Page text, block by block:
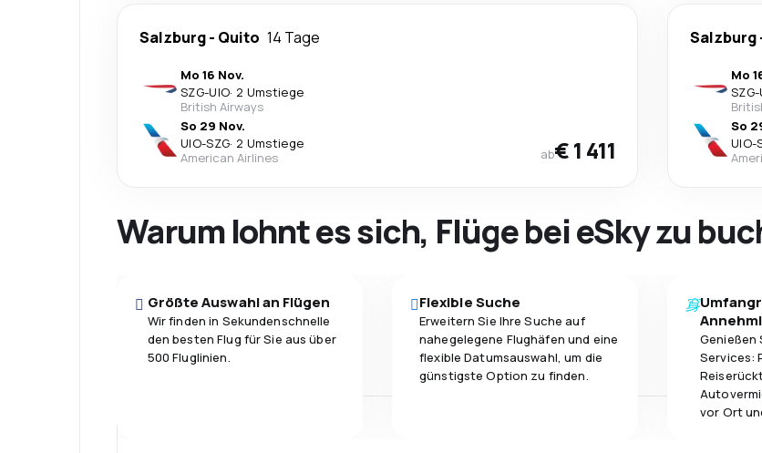
Salzburg- Quito 14 Tage
Mo 16 Nov.
SZG-UIO· 2 Umstiege
British Airways
So 29 Nov.
UIO-SZG· 2 Umstiege
American Airlines
ab€ 1 411
Salzburg
Mo
SZG-
So
UIO-
Warum lohnt es sich, Flüge bei eSky zu
Größte Auswahl an Flügen
Wir finden in Sekundenschnelle
den besten Flug für Sie aus über
500 Fluglinien.
Flexible Suche
Erweitern Sie Ihre Suche auf
nahegelegene Flughäfen und eine
flexible Datumsauswahl, um die
günstigste Option zu finden.
Genießen
Services:
vor Ort